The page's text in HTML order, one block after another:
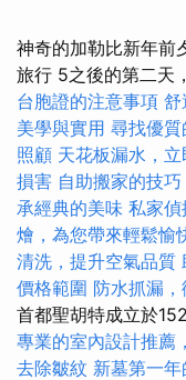
神奇的加勒比新年前
旅行 5之後的第二天
台胞證的注意事項 舒
美學與實用 尋找優
照顧 天花板漏水，
損害 自助搬家的技
承經典的美味 私家偵
燴，為您帶來輕鬆愉
清洗，提升空氣品質
價格範圍 防水抓漏
首都聖胡特成立於
專業的室內設計推薦
去除皺紋 新墓第一